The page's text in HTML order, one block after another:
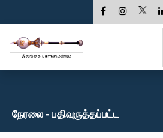
நேரலை - பதிவுருத்தப்பட்ட